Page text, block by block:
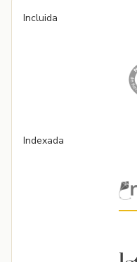
Incluida
Indexada